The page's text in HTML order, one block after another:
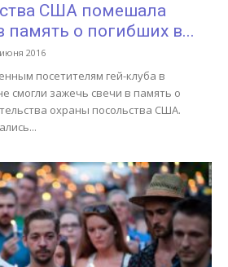
США помешала
память о погибших в...
2016
посетителям гей-клуба в
смогли зажечь свечи в память о
охраны посольства США.